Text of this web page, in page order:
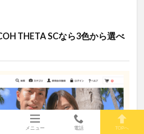
THETA SCなら3色から選べ
メニュー 電話 TOPへ